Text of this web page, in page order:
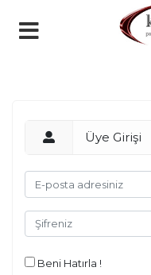
Üye Girişi
Beni Hatırla !